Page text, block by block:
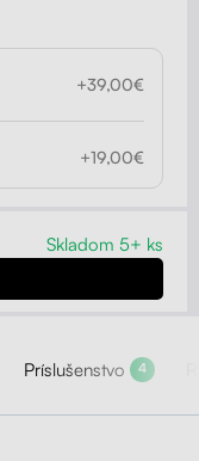
+39,00€
+19,00€
Skladom 5+ ks
Príslušenstvo 4